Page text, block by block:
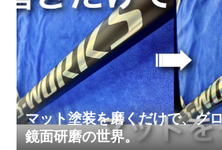
マット塗装を磨くだけで、グ
鏡面研磨の世界。